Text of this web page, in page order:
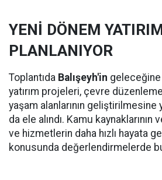
YENİ DÖNEM
PLANLANIYOR
Toplantıda Balışeyh'in
yatırım projeleri, çevre
yaşam alanlarının
da ele alındı. Kamu kaynaklarının
ve hizmetlerin daha hızlı hayata
konusunda değerlendirmelerde